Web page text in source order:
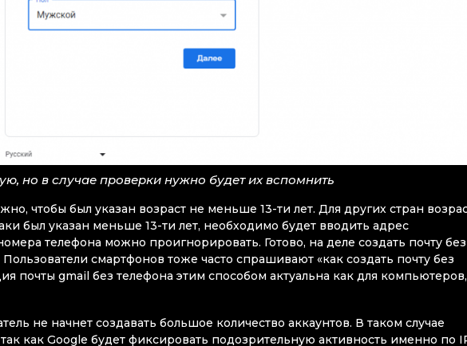
но в случае проверки нужно будет их вспомнить
чтобы был указан возраст не меньше 13-ти лет. Для других стран
был указан меньше 13-ти лет, необходимо будет вводить адрес
телефона можно проигнорировать. Готово, на деле создать почту без
смартфонов тоже часто спрашивают «как создать почту без
почты gmail без телефона этим способом актуальна как для
не начнет создавать большое количество аккаунтов. В таком случае
так как Google будет фиксировать подозрительную активность именно по